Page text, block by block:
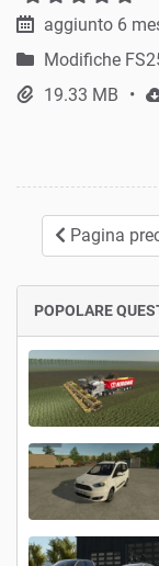
aggiunto 6
Modifiche
19.33 MB
Pagina
POPOLARE